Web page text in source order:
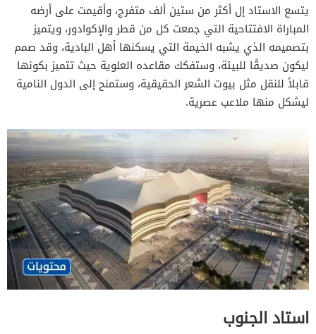
يتسع الاستاد إل أكثر من ستين ألف متفرج، وأقيمت على أرضه
المباراة الافتتاحية التي جمعت كل من قطر والإكوادور، ويتميز
بتصميمه الذي يشبه الخيمة التي يسكنها أهل البادية، وقد صمم
ليكون صديقًا للبيئة، وستفكك مقاعده العلوية حيث تتميز بكونها
قابلاً للنقل مثل بيوت الشعر الحقيقية، وستمنح إلى الدول النامية
ليشكل منها ملاعب عصرية.
استاد الجنوب